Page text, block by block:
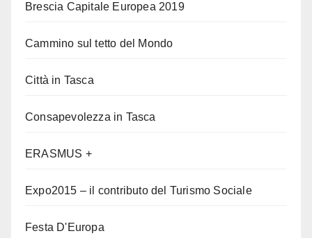
Brescia Capitale Europea 2019
Cammino sul tetto del Mondo
Città in Tasca
Consapevolezza in Tasca
ERASMUS +
Expo2015 – il contributo del Turismo Sociale
Festa D'Europa